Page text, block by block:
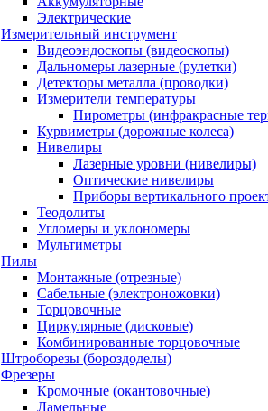
Электрические
Измерительный инструмент
Видеоэндоскопы (видеоскопы)
Дальномеры лазерные (рулетки)
Детекторы металла (проводки)
Измерители температуры
Пирометры (инфракрасные
Курвиметры (дорожные колеса)
Нивелиры
Лазерные уровни (нивелиры)
Оптические нивелиры
Приборы вертикального
Теодолиты
Угломеры и уклономеры
Мультиметры
Пилы
Монтажные (отрезные)
Сабельные (электроножовки)
Торцовочные
Циркулярные (дисковые)
Комбинированные торцовочные
Штроборезы (бороздоделы)
Фрезеры
Кромочные (окантовочные)
Ламельные